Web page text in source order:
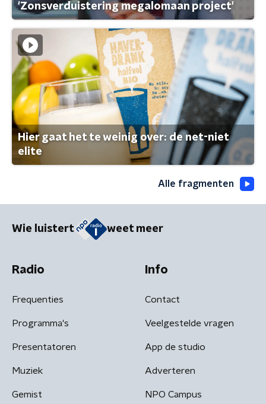
'Zonsverduistering megalomaan project'
Hier gaat het te weinig over: de net-niet
elite
Alle fragmenten
Wie luistert weet meer
Radio
Frequenties
Programma's
Presentatoren
Muziek
Gemist
Info
Contact
Veelgestelde vragen
App de studio
Adverteren
NPO Campus